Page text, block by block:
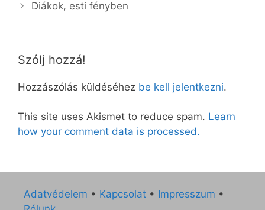
Diákok, esti fényben
Szólj hozzá!
Hozzászólás küldéséhez be kell jelentkezni.
This site uses Akismet to reduce spam. Learn
how your comment data is processed.
Adatvédelem • Kapcsolat • Impresszum •